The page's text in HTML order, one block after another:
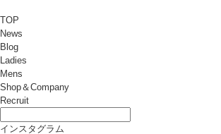
TOP
News
Blog
Ladies
Mens
Shop＆Company
Recruit
インスタグラム